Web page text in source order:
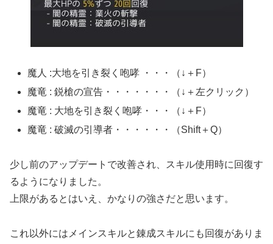
魔人 :大地を引き裂く咆哮 ・・・（↓＋F）
魔竜 : 鋭槍の宣告・・・・・・・（↓＋左クリック）
魔竜 : 大地を引き裂く咆哮・・・（↓＋F）
魔竜 : 破滅の引導者・・・・・・（Shift＋Q）
少し前のアップデートで改善され、スキル使用時に回復す
るようになりました。
上限があるとはいえ、かなりの強さだと思います。
これ以外にはメインスキルと錬成スキルにも回復がありま